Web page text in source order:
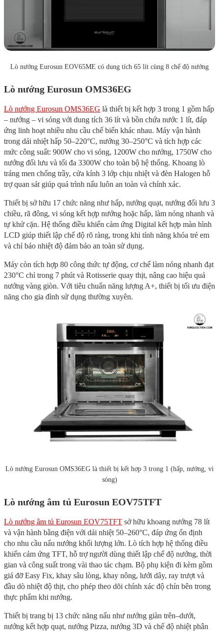
Lò nướng Eurosun EOV65ME có dung tích 65 lít cùng 8 chế độ nướng
Lò nướng Eurosun OMS36EG
Lò nướng Eurosun OMS36EG là thiết bị kết hợp 3 trong 1 gồm hấp
– nướng – vi sóng với dung tích 36 lít và bồn chứa nước 1 lít, đáp
ứng linh hoạt nhiều nhu cầu chế biến khác nhau. Máy vận hành
trong dải nhiệt hấp 50–220°C, nướng 30–250°C và tích hợp các
mức công suất: 900W cho vi sóng, 1200W cho nướng, 1750W cho
nướng đối lưu và tối đa 3300W cho toàn bộ hệ thống. Khoang lò
tráng men chống trầy, cửa kính 3 lớp chịu nhiệt và đèn Halogen hỗ
trợ quan sát giúp quá trình nấu luôn an toàn và chính xác.
Thiết bị sở hữu 17 chức năng như hấp, nướng quạt, nướng đối lưu 3
chiều, rã đông, vi sóng kết hợp nướng hoặc hấp, làm nóng nhanh và
tự khử cặn. Hệ thống điều khiển cảm ứng Digital kết hợp màn hình
LCD giúp thiết lập chế độ rõ ràng, trong khi tính năng khóa trẻ em
và chỉ báo nhiệt độ đảm bảo an toàn sử dụng.
Máy còn tích hợp 80 công thức tự động, cơ chế làm nóng nhanh đạt
230°C chỉ trong 7 phút và Rotisserie quay thịt, nâng cao hiệu quả
nướng vàng giòn. Với tiêu chuẩn năng lượng A+, thiết bị tối ưu điện
năng cho gia đình sử dụng thường xuyên.
Lò nướng Eurosun OMS36EG là thiết bị kết hợp 3 trong 1 (hấp, nướng, vi
sóng)
Lò nướng âm tủ Eurosun EOV75TFT
Lò nướng âm tủ Eurosun EOV75TFT sở hữu khoang nướng 78 lít
và vận hành bằng điện với dải nhiệt 50–260°C, đáp ứng ổn định
cho nhu cầu nấu nướng khối lượng lớn. Lò tích hợp hệ thống điều
khiển cảm ứng TFT, hỗ trợ người dùng thiết lập chế độ nướng, thời
gian và công suất trong vài thao tác chạm. Bộ phụ kiện đi kèm gồm
giá đỡ Easy Fix, khay sâu lòng, khay nông, lưới dây, ray trượt và
đầu dò nhiệt độ thịt, cho phép theo dõi chính xác độ chín bên trong
thực phẩm khi nướng.
Thiết bị trang bị 13 chức năng nấu như nướng giàn trên–dưới,
nướng kết hợp quạt, nướng Pizza, nướng 3D và chế độ nhiệt phân